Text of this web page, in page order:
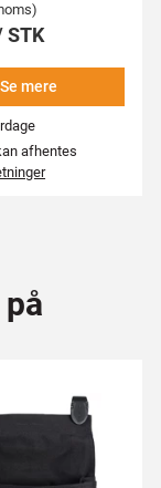
STK
Se mere
afhentes